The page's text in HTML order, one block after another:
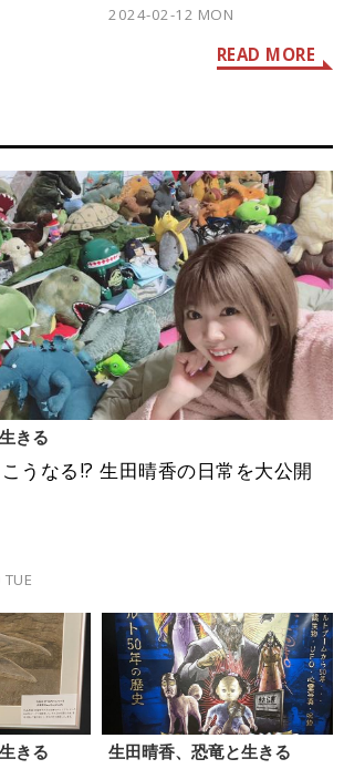
を手に」【今週の逸本
2024-02-12 MON
READ MORE
うなる!? 生田晴香の日常を大公開
きる
きる 生田晴香、恐竜と生きる